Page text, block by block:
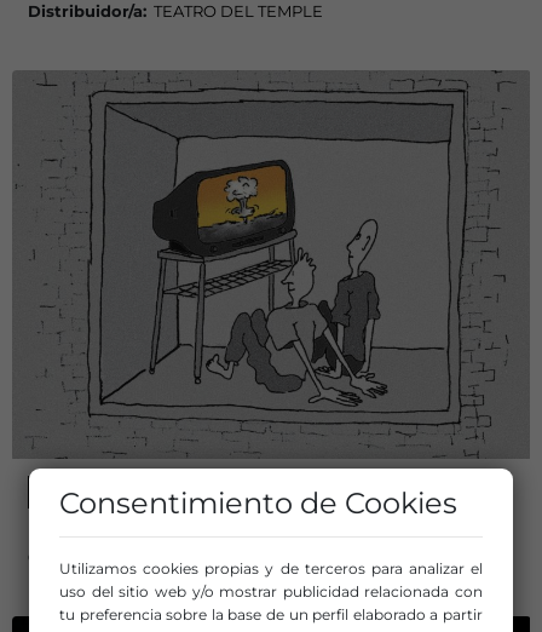
Distribuidor/a: TEATRO DEL TEMPLE
TEATRO
Compañía/Artista:
Consentimiento de Cookies
Utilizamos cookies propias y de terceros para analizar el
uso del sitio web y/o mostrar publicidad relacionada con
tu preferencia sobre la base de un perfil elaborado a partir